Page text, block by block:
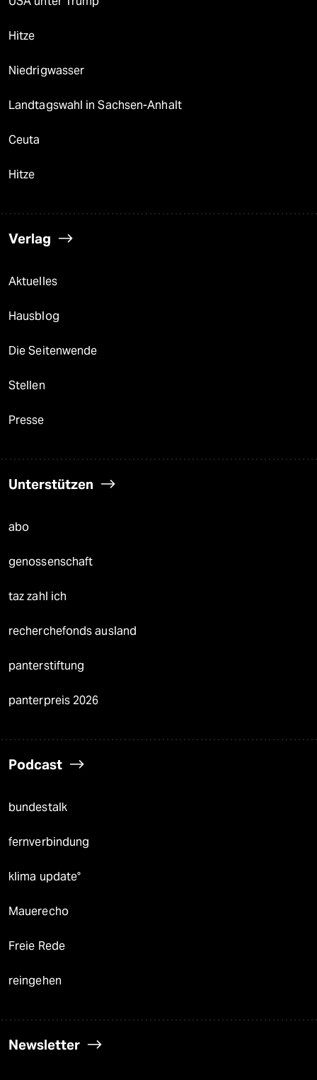
Hitze
Niedrigwasser
Landtagswahl in Sachsen-Anhalt
Ceuta
Hitze
Verlag
Aktuelles
Hausblog
Die Seitenwende
Stellen
Presse
Unterstützen
abo
genossenschaft
taz zahl ich
recherchefonds ausland
panterstiftung
panterpreis 2026
Podcast
bundestalk
fernverbindung
klima update°
Mauerecho
Freie Rede
reingehen
Newsletter